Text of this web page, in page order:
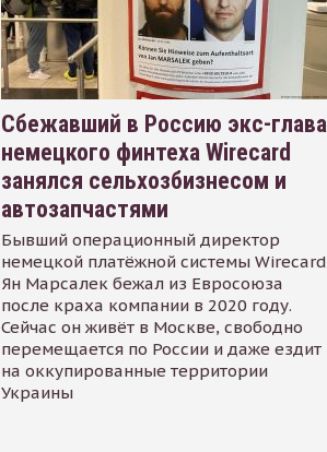
Сбежавший в Россию экс-глава
немецкого финтеха Wirecard
занялся сельхозбизнесом и
автозапчастями
Бывший операционный директор
немецкой платёжной системы Wirecard
Ян Марсалек бежал из Евросоюза
после краха компании в 2020 году.
Сейчас он живёт в Москве, свободно
перемещается по России и даже ездит
на оккупированные территории
Украины